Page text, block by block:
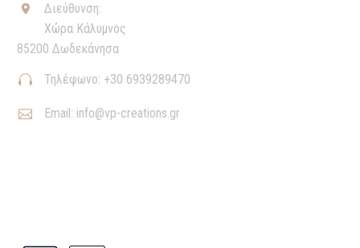


Διεύθυνση:
Χώρα Κάλυμνος
85200 Δωδεκάνησα

 Τηλέφωνο: +30 6939289470

 Email: info@vp-creations.gr